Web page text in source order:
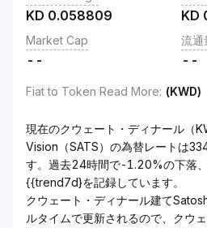
KD 0.058809 KD
Market Cap
--
流通
--
Fiat to Token Read More: (KWD)
現在のクウェート・ディナール（
Vision（SATS）の為替レートは
す。過去24時間で-1.20%の下落
{{trend7d}を記録しています。
クウェート・ディナール建て
ルタイムで更新されるので、クウ